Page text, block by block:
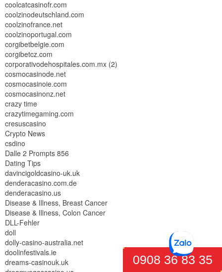
coolcatcasinofr.com
coolzinodeutschland.com
coolzinofrance.net
coolzinoportugal.com
corgibetbelgie.com
corgibetcz.com
corporativodehospitales.com.mx (2)
cosmocasinode.net
cosmocasinoie.com
cosmocasinonz.net
crazy time
crazytimegaming.com
cresuscasino
Crypto News
csdino
Dalle 2 Prompts 856
Dating Tips
davincigoldcasino-uk.uk
denderacasino.com.de
denderacasino.us
Disease & Illness, Breast Cancer
Disease & Illness, Colon Cancer
DLL-Fehler
doll
dolly-casino-australia.net
doolinfestivals.ie
dreams-casinouk.uk
0908 36 83 35